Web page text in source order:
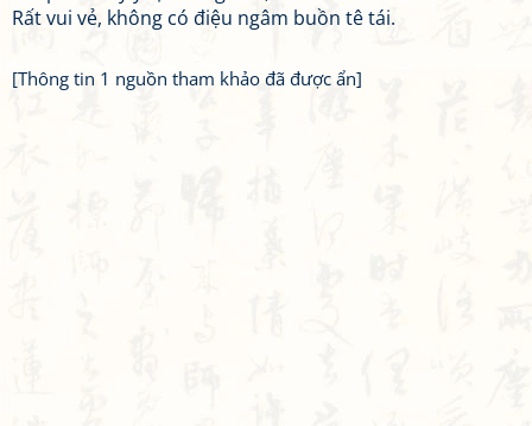
Rất vui vẻ, không có điệu ngâm buồn tê tái.
[Thông tin 1 nguồn tham khảo đã được ẩn]